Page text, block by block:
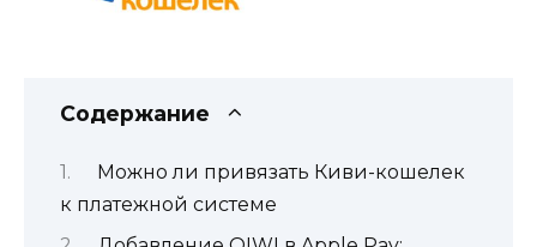
Содержание
Можно ли привязать Киви-кошелек
к платежной системе